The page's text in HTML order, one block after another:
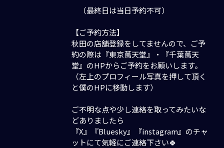
（最終日は当日予約不可）
【ご予約方法】
秋田の店舗登録をしてませんので、ご予
約の際は『東京萬天堂』・『千葉萬天
堂』のHPからご予約をお願いします。
（左上のプロフィール写真を押して頂く
と僕のHPに移動します）
ご不明な点や少し連絡を取ってみたいな
どありましたら
『X』『Bluesky』『instagram』のチャ
ットにて気軽にご連絡下さい🍀